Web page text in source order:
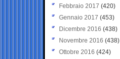
Febbraio 2017 (420)
Gennaio 2017 (453)
Dicembre 2016 (438)
Novembre 2016 (438)
Ottobre 2016 (424)